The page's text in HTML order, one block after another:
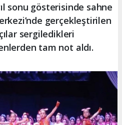
sonu gösterisinde sahne
gerçekleştirilen
sergiledikleri
tam not aldı.